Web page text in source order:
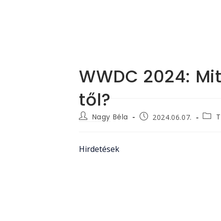
WWDC 2024:
től?
PostNagy Béla
Post2024.06.07.
Post
Hirdetések